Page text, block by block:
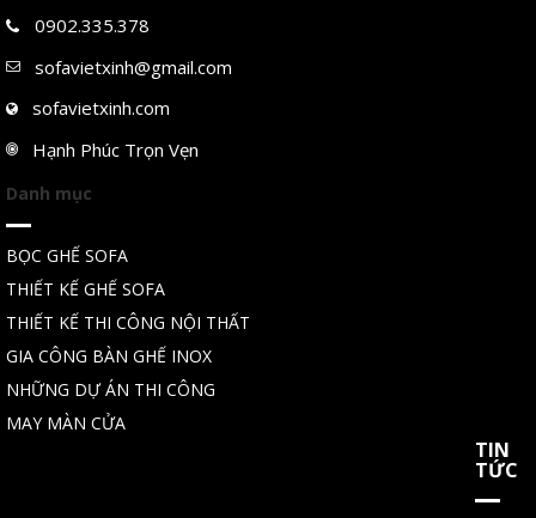
0902.335.378
sofavietxinh@gmail.com
sofavietxinh.com
Hạnh Phúc Trọn Vẹn
Danh mục
BỌC GHẾ SOFA
THIẾT KẾ GHẾ SOFA
THIẾT KẾ THI CÔNG NỘI THẤT
GIA CÔNG BÀN GHẾ INOX
NHỮNG DỰ ÁN THI CÔNG
MAY MÀN CỬA
TIN
TỨC